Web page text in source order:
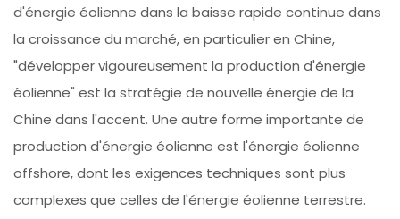
d'énergie éolienne dans la baisse rapide continue dans
la croissance du marché, en particulier en Chine,
"développer vigoureusement la production d'énergie
éolienne" est la stratégie de nouvelle énergie de la
Chine dans l'accent. Une autre forme importante de
production d'énergie éolienne est l'énergie éolienne
offshore, dont les exigences techniques sont plus
complexes que celles de l'énergie éolienne terrestre.